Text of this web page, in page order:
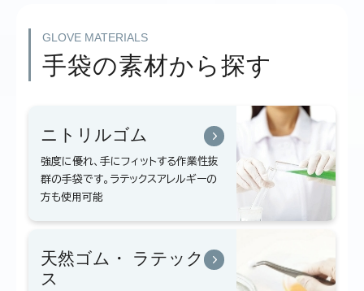
GLOVE MATERIALS
手袋の素材から探す
ニトリルゴム
強度に優れ、手にフィットする作業性抜
群の手袋です。ラテックスアレルギーの
方も使用可能
天然ゴム・
ラテック
ス